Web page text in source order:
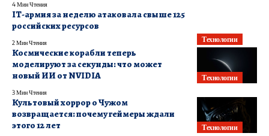
4 Мин Чтения
Технологии
IТ-армия за неделю атаковала свыше 125
российских ресурсов
2 Мин Чтения
Технологии
Космические корабли теперь
моделируют за секунды: что может
новый ИИ от NVIDIA
3 Мин Чтения
Технологии
Культовый хоррор о Чужом
возвращается: почему геймеры ждали
этого 12 лет